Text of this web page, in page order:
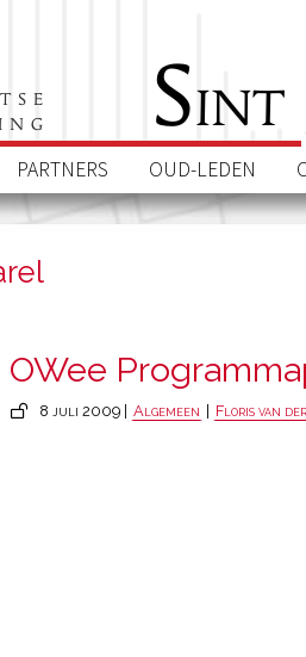
Sint
PARTNERS OUD-LEDEN
OWee
8 juli 2009 | Algemeen Floris van